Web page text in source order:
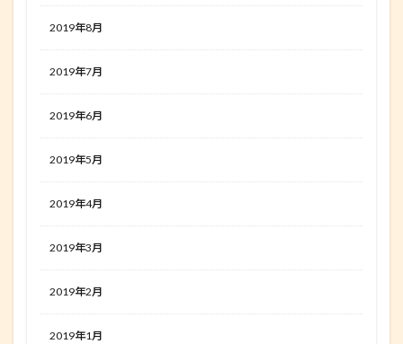
2019年8月
2019年7月
2019年6月
2019年5月
2019年4月
2019年3月
2019年2月
2019年1月